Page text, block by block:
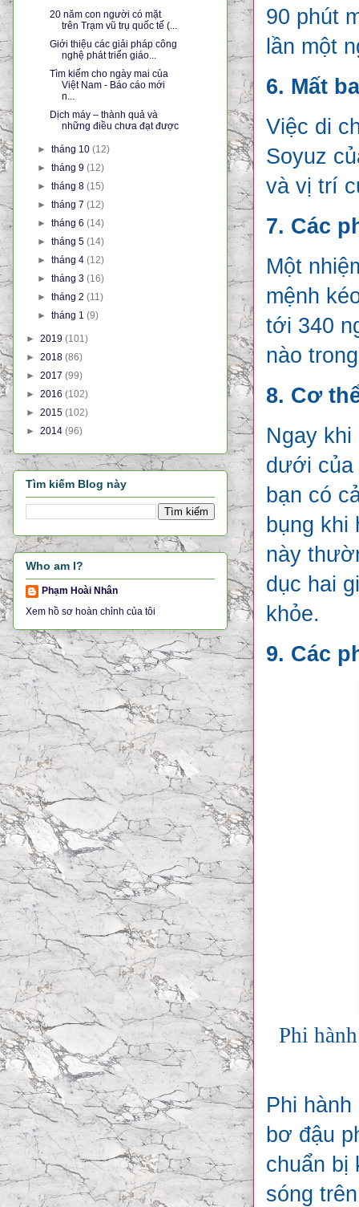
90 phút
lần một
6. Mất
Việc di
Soyuz
và vị trí
7. Các
Một
mệnh
tới 340
nào
8. Cơ
Ngay
dưới của
bạn có
bụng khi
này
dục hai
khỏe.
9. Các
Phi
Phi
bơ đậu
chuẩn bị
sóng
20 năm con người có mặt
trên Trạm vũ trụ quốc tế (...
Giới thiệu các giải pháp công
nghệ phát triển giáo...
Tìm kiếm cho ngày mai của
Việt Nam - Báo cáo mới
n...
Dịch máy – thành quả và
những điều chưa đạt được
►tháng 10(12)
►tháng 9(12)
►tháng 8(15)
►tháng 7(12)
►tháng 6(14)
►tháng 5(14)
►tháng 4(12)
►tháng 3(16)
►tháng 2(11)
►tháng 1(9)
► 2019 (101)
► 2018 (86)
► 2017 (99)
► 2016 (102)
► 2015 (102)
► 2014 (96)
Tìm kiếm Blog này
Who am I?
Phạm Hoài Nhân
Xem hồ sơ hoàn chỉnh của tôi